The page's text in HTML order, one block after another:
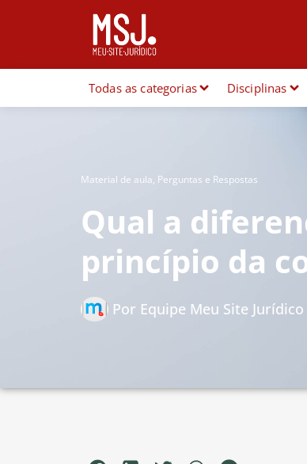
Todas as categorias Disciplinas
Material de aula, Perguntas e Respostas
Qual a
princípio da
Por Equipe Meu Site Jurídico